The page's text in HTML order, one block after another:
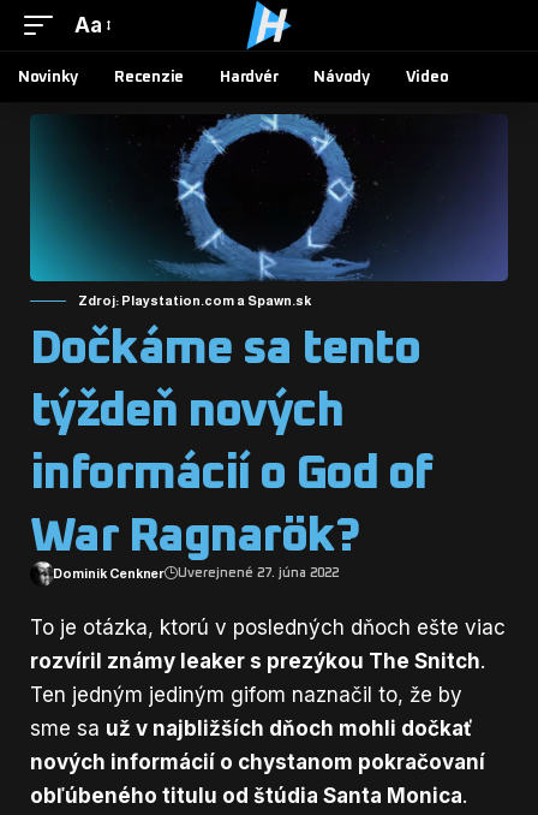
Aa
Novinky Recenzie Hardvér Návody Video
Zdroj: Playstation.com a Spawn.sk
Dočkáme sa tento
týždeň nových
informácií o God of
War Ragnarök?
Dominik Cenkner Uverejnené 27. júna 2022
To je otázka, ktorú v posledných dňoch ešte viac
rozvíril známy leaker s prezýkou The Snitch.
Ten jedným jediným gifom naznačil to, že by
sme sa už v najbližších dňoch mohli dočkať
nových informácií o chystanom pokračovaní
obľúbeného titulu od štúdia Santa Monica.